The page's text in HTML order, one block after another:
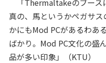
真の、馬というかペガサ
かにもMod PCがあるわあ
ばかり。Mod PC文化の盛
品が多い印象」（KTU）